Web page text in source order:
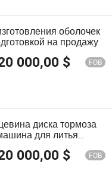
оболочек
на продажу
000,00 $ FOB
диска тормоза
для литья
машина для формовки
000,00 $ FOB